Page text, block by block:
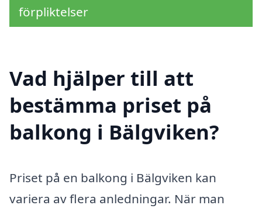
förpliktelser
Vad hjälper till att
bestämma priset på
balkong i Bälgviken?
Priset på en balkong i Bälgviken kan
variera av flera anledningar. När man